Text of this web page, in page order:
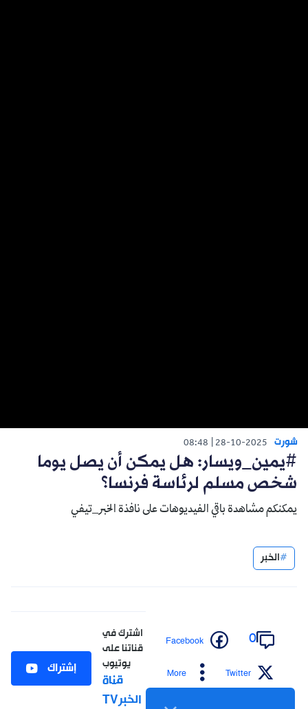
شورت 28-10-2025
08:48
#يمين_ويسار: هل يمكن أن يصل يوما
شخص مسلم لرئاسة فرنسا؟
يمكنكم مشاهدة باقي الفيديوهات على نافذة الخبر_تيفي
الخبر
0
Facebook
Twitter
More
اشترك في
قناتنا على
يوتيوب
قناة
الخبرTV
إشتراك